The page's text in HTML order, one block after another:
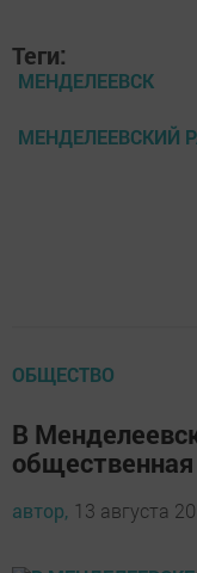
Теги:
МЕНДЕЛЕЕВСК
МЕНДЕЛЕЕВСКИЙ
ОБЩЕСТВО
В
автор, 13 августа